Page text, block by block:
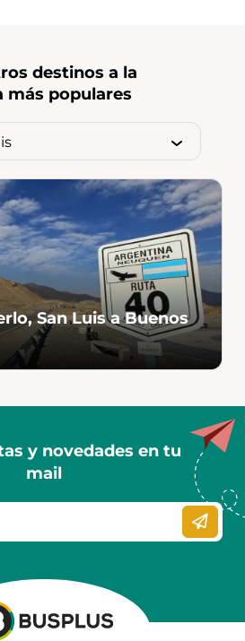
destinos a la
más populares
San Luis a Buenos
y novedades en tu
mail